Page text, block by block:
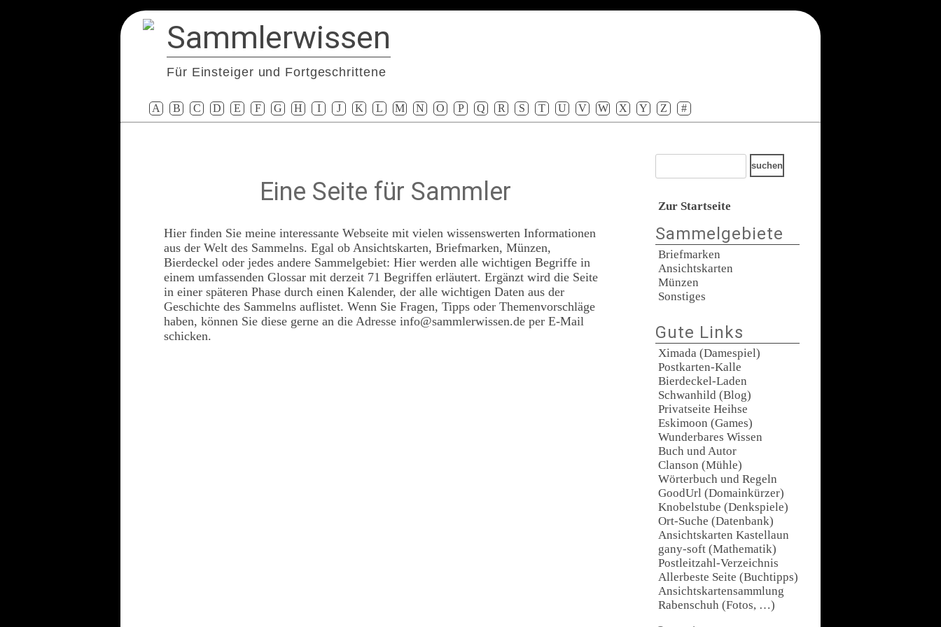
Sammlerwissen
Für Einsteiger und Fortgeschrittene
A B C D E F G H I J K L M N O P Q R S T U V W X Y Z #
Eine Seite für Sammler
Hier finden Sie meine interessante Webseite mit vielen wissenswerten Informationen
aus der Welt des Sammelns. Egal ob Ansichtskarten, Briefmarken, Münzen,
Bierdeckel oder jedes andere Sammelgebiet: Hier werden alle wichtigen Begriffe in
einem umfassenden Glossar mit derzeit 71 Begriffen erläutert. Ergänzt wird die Seite
in einer späteren Phase durch einen Kalender, der alle wichtigen Daten aus der
Geschichte des Sammelns auflistet. Wenn Sie Fragen, Tipps oder Themenvorschläge
haben, können Sie diese gerne an die Adresse info@sammlerwissen.de per E-Mail
schicken.
Zur Startseite
Sammelgebiete
Briefmarken
Ansichtskarten
Münzen
Sonstiges
Gute Links
Ximada (Damespiel)
Postkarten-Kalle
Bierdeckel-Laden
Schwanhild (Blog)
Privatseite Heihse
Eskimoon (Games)
Wunderbares Wissen
Buch und Autor
Clanson (Mühle)
Wörterbuch und Regeln
GoodUrl (Domainkürzer)
Knobelstube (Denkspiele)
Ort-Suche (Datenbank)
Ansichtskarten Kastellaun
gany-soft (Mathematik)
Postleitzahl-Verzeichnis
Allerbeste Seite (Buchtipps)
Ansichtskartensammlung
Rabenschuh (Fotos, …)